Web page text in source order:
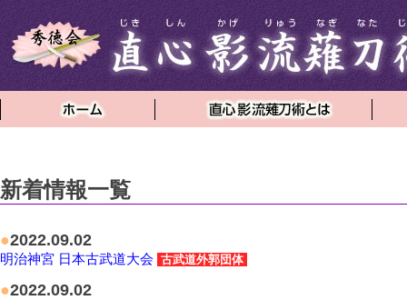
新着情報一覧
●2022.09.02
明治神宮 日本古武道大会 古武道外郭団体
●2022.09.02